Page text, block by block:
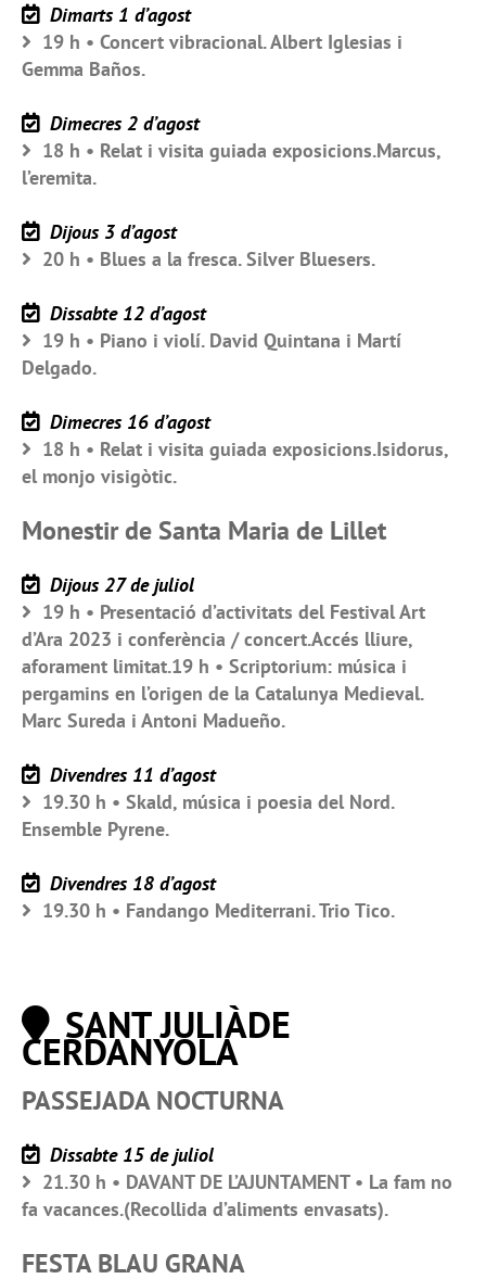
Dimarts 1 d’agost
19 h • Concert vibracional. Albert Iglesias i
Gemma Baños.
Dimecres 2 d’agost
18 h • Relat i visita guiada exposicions.Marcus,
l’eremita.
Dijous 3 d’agost
20 h • Blues a la fresca. Silver Bluesers.
Dissabte 12 d’agost
19 h • Piano i violí. David Quintana i Martí
Delgado.
Dimecres 16 d’agost
18 h • Relat i visita guiada exposicions.Isidorus,
el monjo visigòtic.
Monestir de Santa Maria de Lillet
Dijous 27 de juliol
19 h • Presentació d’activitats del Festival Art
d’Ara 2023 i conferència / concert.Accés lliure,
aforament limitat.19 h • Scriptorium: música i
pergamins en l’origen de la Catalunya Medieval.
Marc Sureda i Antoni Madueño.
Divendres 11 d’agost
19.30 h • Skald, música i poesia del Nord.
Ensemble Pyrene.
Divendres 18 d’agost
19.30 h • Fandango Mediterrani. Trio Tico.
SANT JULIÀDE
CERDANYOLA
PASSEJADA NOCTURNA
Dissabte 15 de juliol
21.30 h • DAVANT DE L’AJUNTAMENT • La fam no
fa vacances.(Recollida d’aliments envasats).
FESTA BLAU GRANA